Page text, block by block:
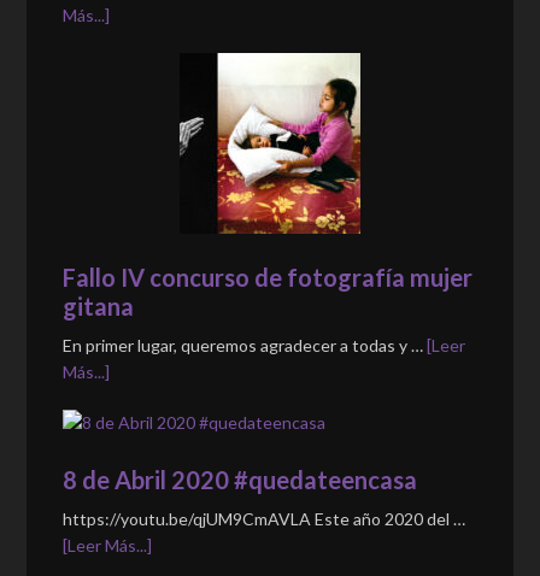
Más...]
Fallo IV concurso de fotografía mujer
gitana
En primer lugar, queremos agradecer a todas y …[Leer
Más...]
8 de Abril 2020 #quedateencasa
https://youtu.be/qjUM9CmAVLA Este año 2020 del …
[Leer Más...]